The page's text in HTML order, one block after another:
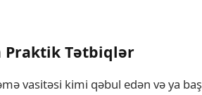
Praktik Tətbiqlər
vasitəsi kimi qəbul edən və ya